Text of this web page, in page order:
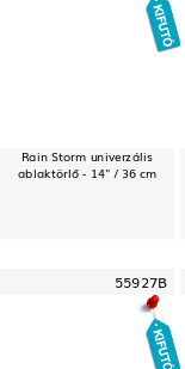
Rain Storm univerzális
ablaktörlő - 14" / 36 cm
55927B